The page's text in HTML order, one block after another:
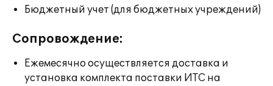
Бюджетный учет (для бюджетных учреждений)
Сопровождение:
Ежемесячно осуществляется доставка и
установка комплекта поставки ИТС на